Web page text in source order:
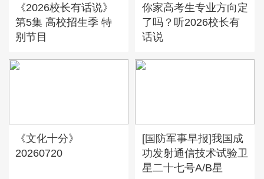
《2026校长有话说》
第5集 高校招生季 特
别节目
你家高考生专业方向定
了吗？听2026校长有
话说
《文化十分》
20260720
[国防军事早报]我国成
功发射通信技术试验卫
星二十七号A/B星